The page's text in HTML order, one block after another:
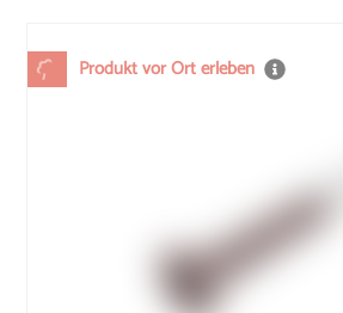
Produkt vor Ort erleben